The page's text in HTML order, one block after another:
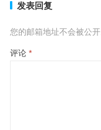
发表回复
您的邮箱地址不会被公开
评论 *